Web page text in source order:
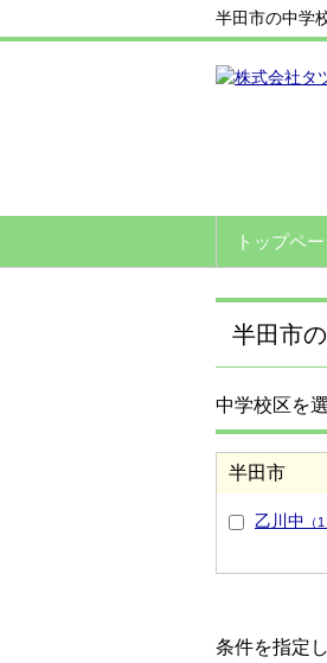
半田市の中学
トップペ
半田市
中学校区を
半田市
乙川中 （1
条件を指定